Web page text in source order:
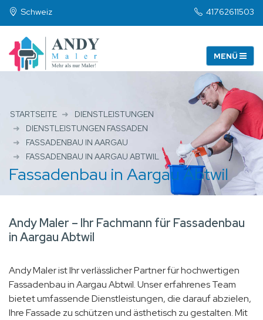
Schweiz 41762611503
STARTSEITE
DIENSTLEISTUNGEN
DIENSTLEISTUNGEN FASSADEN
FASSADENBAU IN AARGAU
FASSADENBAU IN AARGAU ABTWIL
Fassadenbau in Aargau Abtwil
Andy Maler – Ihr Fachmann für Fassadenbau
in Aargau Abtwil
Andy Maler ist Ihr verlässlicher Partner für hochwertigen
Fassadenbau in Aargau Abtwil. Unser erfahrenes Team
bietet umfassende Dienstleistungen, die darauf abzielen,
Ihre Fassade zu schützen und ästhetisch zu gestalten. Mit